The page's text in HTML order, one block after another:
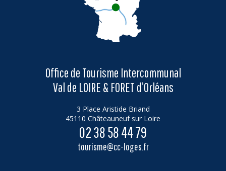
Office de Tourisme Intercommunal
Val de LOIRE & FORET d’Orléans
3 Place Aristide Briand
45110 Châteauneuf sur Loire
02 38 58 44 79
tourisme@cc-loges.fr